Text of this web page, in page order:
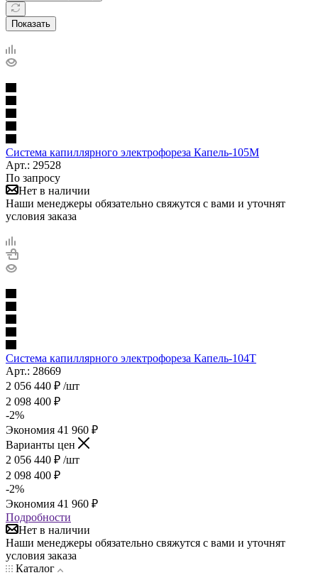
Показать
Система капиллярного электрофореза Капель-105M
Арт.: 29528
По запросу
Нет в наличии
Наши менеджеры обязательно свяжутся с вами и уточнят
условия заказа
Система капиллярного электрофореза Капель-104Т
Арт.: 28669
2 056 440 ₽ /шт
2 098 400 ₽
-2%
Экономия 41 960 ₽
Варианты цен
2 056 440 ₽ /шт
2 098 400 ₽
-2%
Экономия 41 960 ₽
Подробности
Нет в наличии
Наши менеджеры обязательно свяжутся с вами и уточнят
условия заказа
Каталог